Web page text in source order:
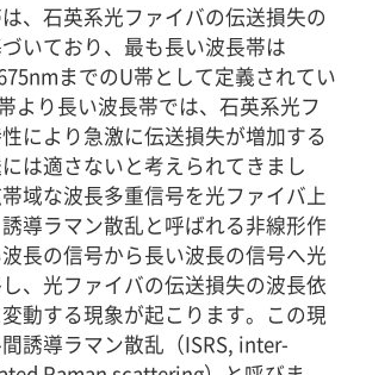
、石英系光ファイバの伝送損失の
いており、最も長い波長帯は
までのU帯として定義されてい
より長い波長帯では、石英系光フ
により急激に伝送損失が増加する
は適さないと考えられてきまし
域な波長多重信号を光ファイバ上
導ラマン散乱と呼ばれる非線形作
長の信号から長い波長の信号へ光
、光ファイバの伝送損失の波長依
動する現象が起こります。この現
誘導ラマン散乱（ISRS, inter-